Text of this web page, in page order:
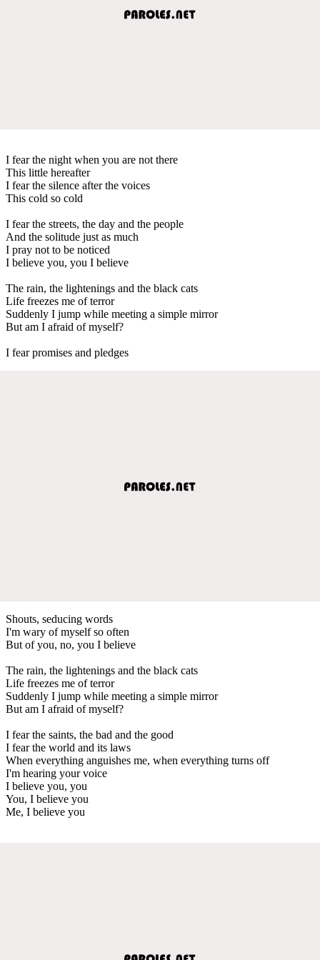
I fear the night when you are not there
This little hereafter
I fear the silence after the voices
This cold so cold
I fear the streets, the day and the people
And the solitude just as much
I pray not to be noticed
I believe you, you I believe
The rain, the lightenings and the black cats
Life freezes me of terror
Suddenly I jump while meeting a simple mirror
But am I afraid of myself?
I fear promises and pledges
Shouts, seducing words
I'm wary of myself so often
But of you, no, you I believe
The rain, the lightenings and the black cats
Life freezes me of terror
Suddenly I jump while meeting a simple mirror
But am I afraid of myself?
I fear the saints, the bad and the good
I fear the world and its laws
When everything anguishes me, when everything turns off
I'm hearing your voice
I believe you, you
You, I believe you
Me, I believe you